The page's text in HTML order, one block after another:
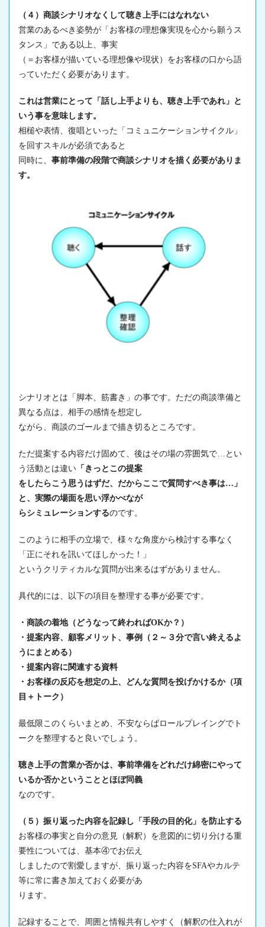
（４）商談シナリオなくして聴き上手にはなれない
営業のあるべき姿勢が「お客様の理想像実現を心から願うス
タンス」である以上、事実
（＝お客様が描いている理想像や現状）をお客様の口から語
っていただく必要があります。
これは営業にとって「話し上手よりも、聴き上手であれ」と
いう事を意味します。
相槌や表情、復唱といった「コミュニケーションサイクル」
を回すスキルが必須であると
同時に、 事前準備の段階で商談シナリオを描く必要がありま
す。
シナリオとは「脚本、筋書き」の事です。ただの商談準備と
異なる点は、相手の感情を想定し
ながら、商談のゴールまで描き切るところです。
ただ提案する内容だけ固めて、後はその場の雰囲気で…とい
う活動とは違い 「きっとこの提案
をしたらこう思うはずだ、だからここで質問すべき事は…」
と、実際の場面を思い浮かべなが
らシミュレーションするのです。
このように相手の立場で、様々な角度から検討する事なく
「正にそれを訊いてほしかった！」
というクリティカルな質問が出来るはずがありません。
具代的には、以下の項目を整理する事が必要です。
・商談の着地（どうなって終わればOKか？）
・提案内容、顧客メリット、事例（２ ～３分で言い終えるよ
うにまとめる）
・提案内容に関連する資料
・お客様の反応を想定の上、どんな質問を投げかけるか（項
目＋トーク）
最低限このくらいまとめ、不安ならばロールプレイングでト
ークを整理すると良いでしょう。
聴き上手の営業か否かは、事前準備をどれだけ綿密にやって
いるか否かということとほぼ同義
なのです。
（５）振り返った内容を記録し「手段の目的化」を防止する
お客様の事実と自分の意見（解釈）を意図的に切り分ける重
要性については、基本④でお伝え
しましたので割愛しますが、振り返った内容をSFAやカルテ
等に常に書き加えておく必要があ
ります。
記録することで、周囲と情報共有しやすく（解釈の仕入れが